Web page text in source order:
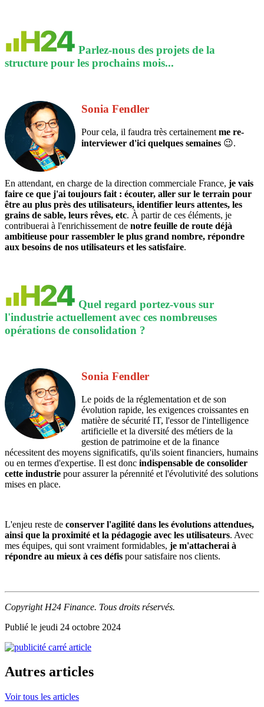
Parlez-nous des projets de la
structure pour les prochains mois...
Sonia Fendler
Pour cela, il faudra très certainement me re-
interviewer d'ici quelques semaines 😉.
En attendant, en charge de la direction commerciale France, je vais
faire ce que j'ai toujours fait : écouter, aller sur le terrain pour
être au plus près des utilisateurs, identifier leurs attentes, les
grains de sable, leurs rêves, etc. À partir de ces éléments, je
contribuerai à l'enrichissement de notre feuille de route déjà
ambitieuse pour rassembler le plus grand nombre, répondre
aux besoins de nos utilisateurs et les satisfaire.
Quel regard portez-vous sur
l'industrie actuellement avec ces nombreuses
opérations de consolidation ?
Sonia Fendler
Le poids de la réglementation et de son
évolution rapide, les exigences croissantes en
matière de sécurité IT, l'essor de l'intelligence
artificielle et la diversité des métiers de la
gestion de patrimoine et de la finance
nécessitent des moyens significatifs, qu'ils soient financiers, humains
ou en termes d'expertise. Il est donc indispensable de consolider
cette industrie pour assurer la pérennité et l'évolutivité des solutions
mises en place.
L'enjeu reste de conserver l'agilité dans les évolutions attendues,
ainsi que la proximité et la pédagogie avec les utilisateurs. Avec
mes équipes, qui sont vraiment formidables, je m'attacherai à
répondre au mieux à ces défis pour satisfaire nos clients.
Copyright H24 Finance. Tous droits réservés.
Publié le jeudi 24 octobre 2024
Autres articles
Voir tous les articles